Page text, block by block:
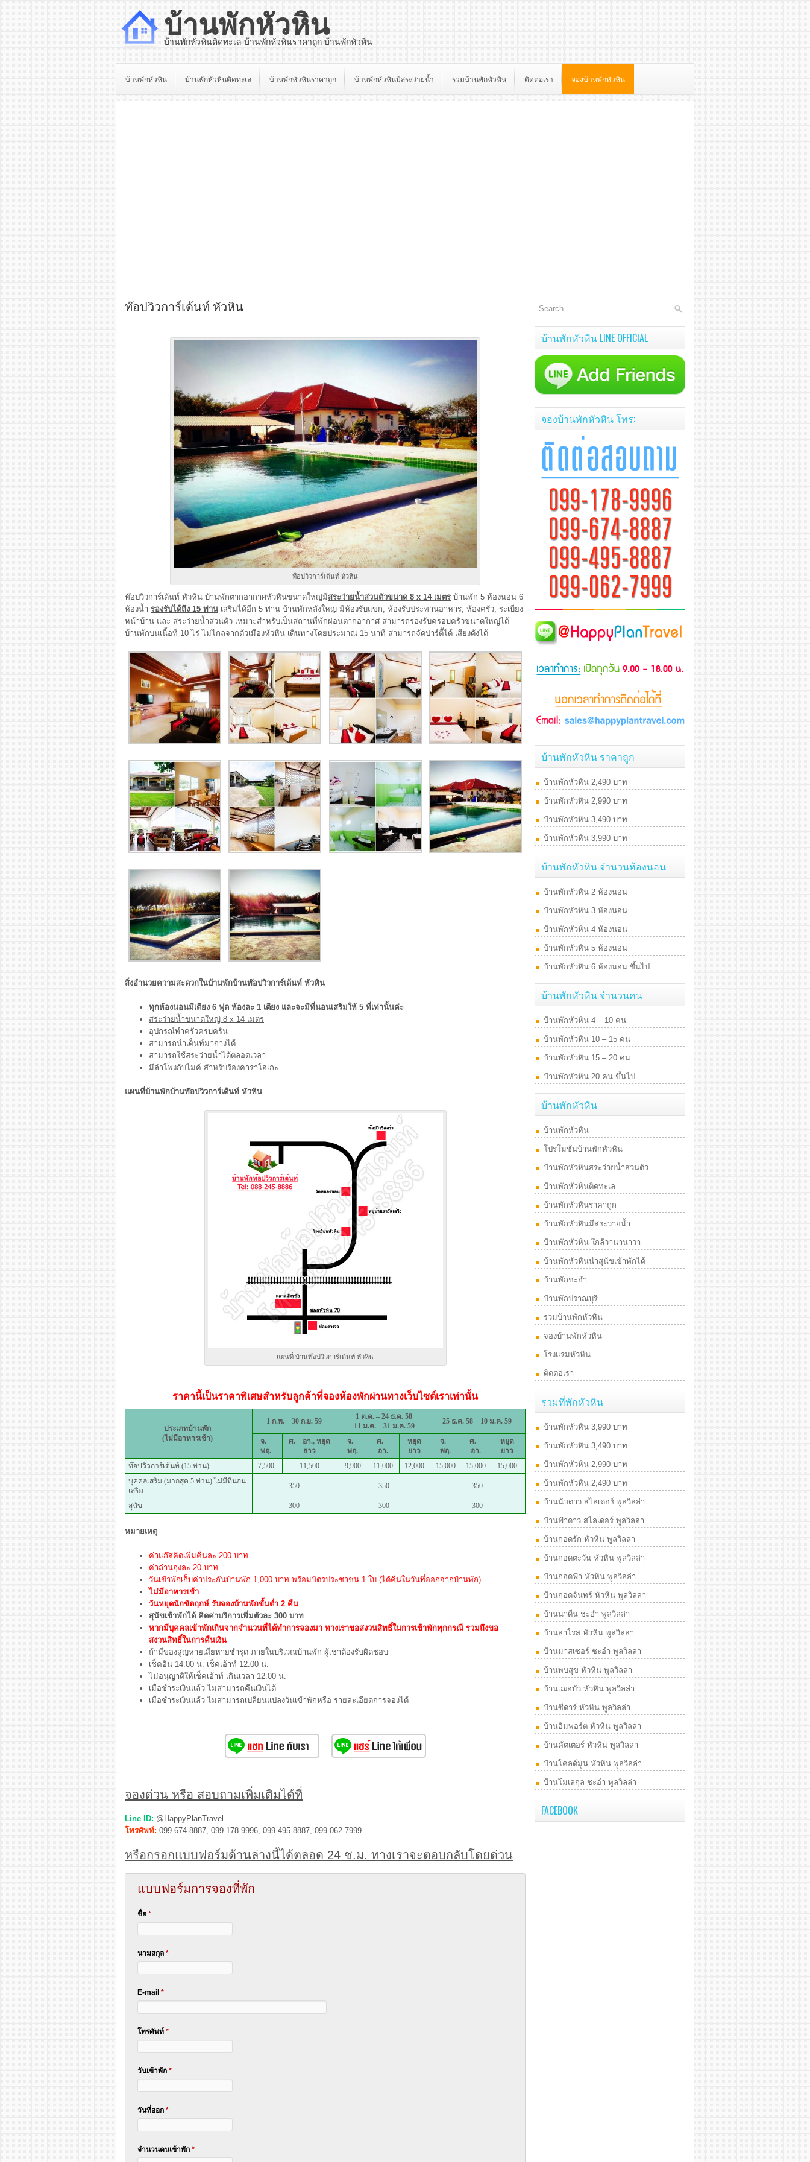
บ้านพักหัวหิน
บ้านพักหัวหินติดทะเล บ้านพักหัวหินราคาถูก บ้านพักหัวหิน
บ้านพักหัวหิน บ้านพักหัวหินติดทะเล บ้านพักหัวหินราคาถูก บ้านพักหัวหินมีสระว่ายน้ำ รวมบ้านพักหัวหิน ติดต่อเรา จองบ้านพักหัวหิน
ท๊อปวิวการ์เด้นท์ หัวหิน
ท๊อปวิวการ์เด้นท์ หัวหิน
ท๊อปวิวการ์เด้นท์ หัวหิน บ้านพักตากอากาศหัวหินขนาดใหญ่มีสระว่ายน้ำส่วนตัวขนาด 8 x 14 เมตร บ้านพัก 5 ห้องนอน 6
ห้องน้ำ รองรับได้ถึง 15 ท่าน เสริมได้อีก 5 ท่าน บ้านพักหลังใหญ่ มีห้องรับแขก, ห้องรับประทานอาหาร, ห้องครัว, ระเบียง
หน้าบ้าน และ สระว่ายน้ำส่วนตัว เหมาะสำหรับเป็นสถานที่พักผ่อนตากอากาศ สามารถรองรับครอบครัวขนาดใหญ่ได้
บ้านพักบนเนื้อที่ 10 ไร่ ไม่ไกลจากตัวเมืองหัวหิน เดินทางโดยประมาณ 15 นาที สามารถจัดปาร์ตี้ได้ เสียงดังได้
สิ่งอำนวยความสะดวกในบ้านพักบ้านท๊อปวิวการ์เด้นท์ หัวหิน
ทุกห้องนอนมีเตียง 6 ฟุต ห้องละ 1 เตียง และจะมีที่นอนเสริมให้ 5 ที่เท่านั้นค่ะ
สระว่ายน้ำขนาดใหญ่ 8 x 14 เมตร
อุปกรณ์ทำครัวครบครัน
สามารถนำเต็นท์มากางได้
สามารถใช้สระว่ายน้ำได้ตลอดเวลา
มีลำโพงกับไมค์ สำหรับร้องคาราโอเกะ
แผนที่บ้านพักบ้านท๊อปวิวการ์เด้นท์ หัวหิน
แผนที่ บ้านท๊อปวิวการ์เด้นท์ หัวหิน
ราคานี้เป็นราคาพิเศษสำหรับลูกค้าที่จองห้องพักผ่านทางเว็บไซต์เราเท่านั้น
ประเภทบ้านพัก
(ไม่มีอาหารเช้า)
1 ก.พ. – 30 ก.ย. 59
1 ต.ค. – 24 ธ.ค. 58
11 ม.ค. – 31 ม.ค. 59
25 ธ.ค. 58 – 10 ม.ค. 59
จ. –
พฤ.
ศ. – อา., หยุด
ยาว
จ. –
พฤ.
ศ. –
อา.
หยุด
ยาว
จ. –
พฤ.
ศ. –
อา.
หยุด
ยาว
ท๊อปวิวการ์เด้นท์ (15 ท่าน)
7,500 11,500 9,900 11,000 12,000 15,000 15,000
15,000
บุคคลเสริม (มากสุด 5 ท่าน) ไม่มีที่นอน
เสริม
350 350 350
สุนัข 300 300 300
หมายเหตุ
ค่าแก๊สคิดเพิ่มคืนละ 200 บาท
ค่าถ่านถุงละ 20 บาท
วันเข้าพักเก็บค่าประกันบ้านพัก 1,000 บาท พร้อมบัตรประชาชน 1 ใบ (ได้คืนในวันที่ออกจากบ้านพัก)
ไม่มีอาหารเช้า
วันหยุดนักขัตฤกษ์ รับจองบ้านพักขั้นต่ำ 2 คืน
สุนัขเข้าพักได้ คิดค่าบริการเพิ่มตัวละ 300 บาท
หากมีบุคคลเข้าพักเกินจากจำนวนที่ได้ทำการจองมา ทางเราขอสงวนสิทธิ์ในการเข้าพักทุกกรณี รวมถึงขอ
สงวนสิทธิ์ในการคืนเงิน
ถ้ามีของสูญหายเสียหายชำรุด ภายในบริเวณบ้านพัก ผู้เช่าต้องรับผิดชอบ
เช็คอิน 14.00 น. เช็คเอ้าท์ 12.00 น.
ไม่อนุญาติให้เช็คเอ้าท์ เกินเวลา 12.00 น.
เมื่อชำระเงินแล้ว ไม่สามารถคืนเงินได้
เมื่อชำระเงินแล้ว ไม่สามารถเปลี่ยนแปลงวันเข้าพักหรือ รายละเอียดการจองได้
จองด่วน หรือ สอบถามเพิ่มเติมได้ที่
Line ID: @HappyPlanTravel
โทรศัพท์: 099-674-8887, 099-178-9996, 099-495-8887, 099-062-7999
หรือกรอกแบบฟอร์มด้านล่างนี้ได้ตลอด 24 ช.ม. ทางเราจะตอบกลับโดยด่วน
แบบฟอร์มการจองที่พัก
ชื่อ*
นามสกุล*
E-mail*
โทรศัพท์*
วันเข้าพัก*
วันที่ออก*
จำนวนคนเข้าพัก*
บ้านพักหัวหิน LINE OFFICIAL
จองบ้านพักหัวหิน โทร:
บ้านพักหัวหิน ราคาถูก
บ้านพักหัวหิน 2,490 บาท
บ้านพักหัวหิน 2,990 บาท
บ้านพักหัวหิน 3,490 บาท
บ้านพักหัวหิน 3,990 บาท
บ้านพักหัวหิน จำนวนห้องนอน
บ้านพักหัวหิน 2 ห้องนอน
บ้านพักหัวหิน 3 ห้องนอน
บ้านพักหัวหิน 4 ห้องนอน
บ้านพักหัวหิน 5 ห้องนอน
บ้านพักหัวหิน 6 ห้องนอน ขึ้นไป
บ้านพักหัวหิน จำนวนคน
บ้านพักหัวหิน 4 – 10 คน
บ้านพักหัวหิน 10 – 15 คน
บ้านพักหัวหิน 15 – 20 คน
บ้านพักหัวหิน 20 คน ขึ้นไป
บ้านพักหัวหิน
บ้านพักหัวหิน
โปรโมชั่นบ้านพักหัวหิน
บ้านพักหัวหินสระว่ายน้ำส่วนตัว
บ้านพักหัวหินติดทะเล
บ้านพักหัวหินราคาถูก
บ้านพักหัวหินมีสระว่ายน้ำ
บ้านพักหัวหิน ใกล้วานานาวา
บ้านพักหัวหินนำสุนัขเข้าพักได้
บ้านพักชะอำ
บ้านพักปราณบุรี
รวมบ้านพักหัวหิน
จองบ้านพักหัวหิน
โรงแรมหัวหิน
ติดต่อเรา
รวมที่พักหัวหิน
บ้านพักหัวหิน 3,990 บาท
บ้านพักหัวหิน 3,490 บาท
บ้านพักหัวหิน 2,990 บาท
บ้านพักหัวหิน 2,490 บาท
บ้านนับดาว สไลเดอร์ พูลวิลล่า
บ้านฟ้าดาว สไลเดอร์ พูลวิลล่า
บ้านกอดรัก หัวหิน พูลวิลล่า
บ้านกอดตะวัน หัวหิน พูลวิลล่า
บ้านกอดฟ้า หัวหิน พูลวิลล่า
บ้านกอดจันทร์ หัวหิน พูลวิลล่า
บ้านนาดีน ชะอำ พูลวิลล่า
บ้านลาโรส หัวหิน พูลวิลล่า
บ้านมาสเซอร์ ชะอำ พูลวิลล่า
บ้านพบสุข หัวหิน พูลวิลล่า
บ้านเฌอบัว หัวหิน พูลวิลล่า
บ้านซีดาร์ หัวหิน พูลวิลล่า
บ้านอิมพอร์ต หัวหิน พูลวิลล่า
บ้านคัตเตอร์ หัวหิน พูลวิลล่า
บ้านโคลด์มูน หัวหิน พูลวิลล่า
บ้านโมเลกุล ชะอำ พูลวิลล่า
FACEBOOK